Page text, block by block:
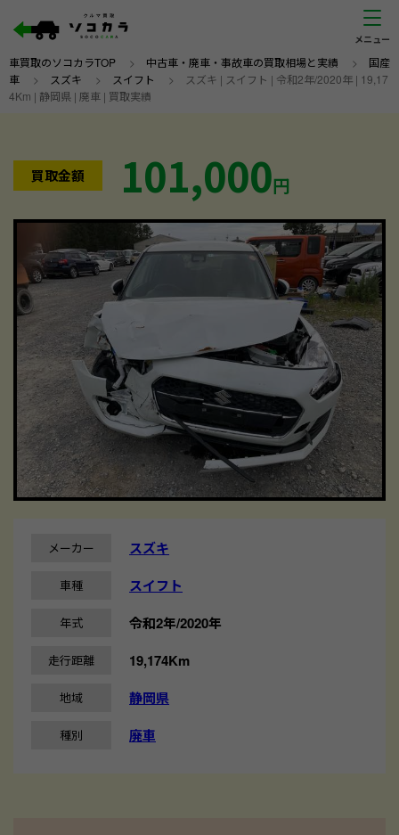
車買取のソコカラTOP > 中古車・廃車・事故車の買取相場と実績 > 国産
車 > スズキ > スイフト >
スズキ | スイフト | 令和2年/2020年 | 19,17
4Km | 静岡県 | 廃車 | 買取実績
買取金額 101,000円
メーカー スズキ
車種 スイフト
年式 令和2年/2020年
走行距離 19,174Km
地域 静岡県
種別 廃車